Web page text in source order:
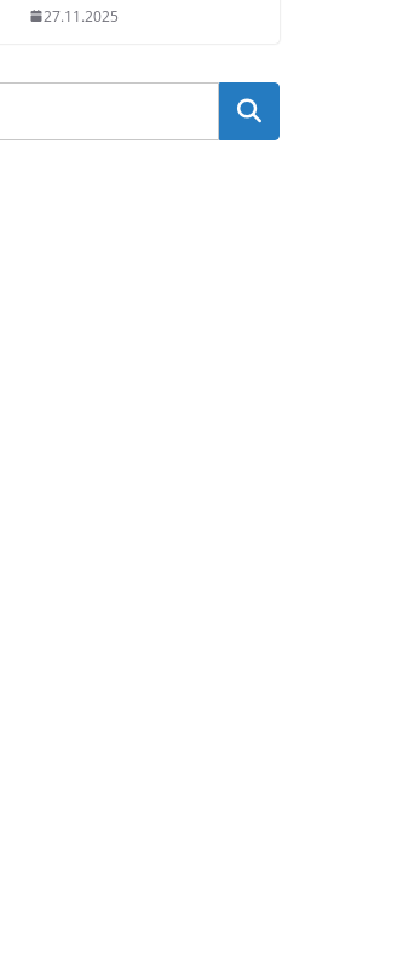
27.11.2025